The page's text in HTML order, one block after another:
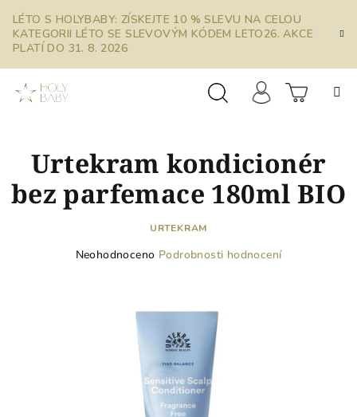
obsah
LÉTO S HOLYBABY: ZÍSKEJTE 10 % SLEVU NA CELOU
KATEGORII LÉTO SE SLEVOVÝM KÓDEM LETO26. AKCE
PLATÍ DO 31. 8. 2026
košík
Urtekram kondicionér
bez parfemace 180ml BIO
URTEKRAM
Průměrné
Neohodnoceno Podrobnosti hodnocení